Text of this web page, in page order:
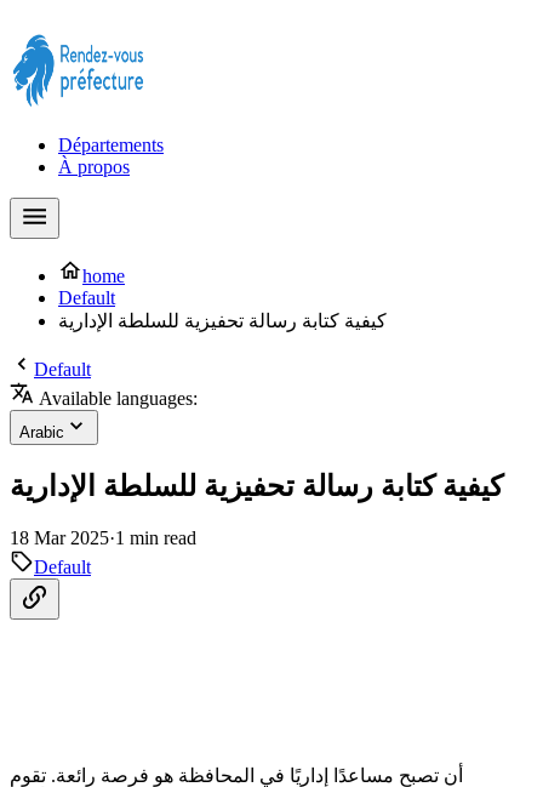
Départements
À propos
home
Default
كيفية كتابة رسالة تحفيزية للسلطة الإدارية
Default
Available languages:
Arabic
كيفية كتابة رسالة تحفيزية للسلطة الإدارية
18 Mar 2025·1 min read
Default
أن تصبح مساعدًا إداريًا في المحافظة هو فرصة رائعة. تقوم